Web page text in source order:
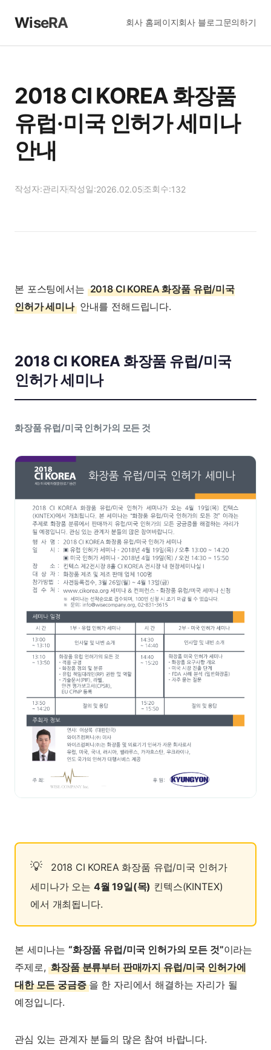
WiseRA 회사 홈페이지회사 블로그문의하기
2018 CI KOREA 화장품
유럽·미국 인허가 세미나
안내
작성자:관리자작성일:2026.02.05조회수:132
본 포스팅에서는 2018 CI KOREA 화장품 유럽/미국
인허가 세미나 안내를 전해드립니다.
2018 CI KOREA 화장품 유럽/미국
인허가 세미나
화장품 유럽/미국 인허가의 모든 것
2018 CI KOREA 화장품 유럽/미국 인허가
세미나가 오는 4월 19일(목) 킨텍스(KINTEX)
에서 개최됩니다.
본 세미나는 “화장품 유럽/미국 인허가의 모든 것”이라는
주제로, 화장품 분류부터 판매까지 유럽/미국 인허가에
대한 모든 궁금증 을 한 자리에서 해결하는 자리가 될
예정입니다.
관심 있는 관계자 분들의 많은 참여 바랍니다.